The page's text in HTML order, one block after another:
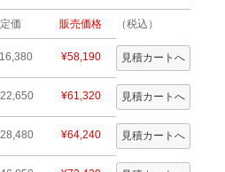
定価 販売価格 （税込）
¥58,190
¥61,320
¥64,240